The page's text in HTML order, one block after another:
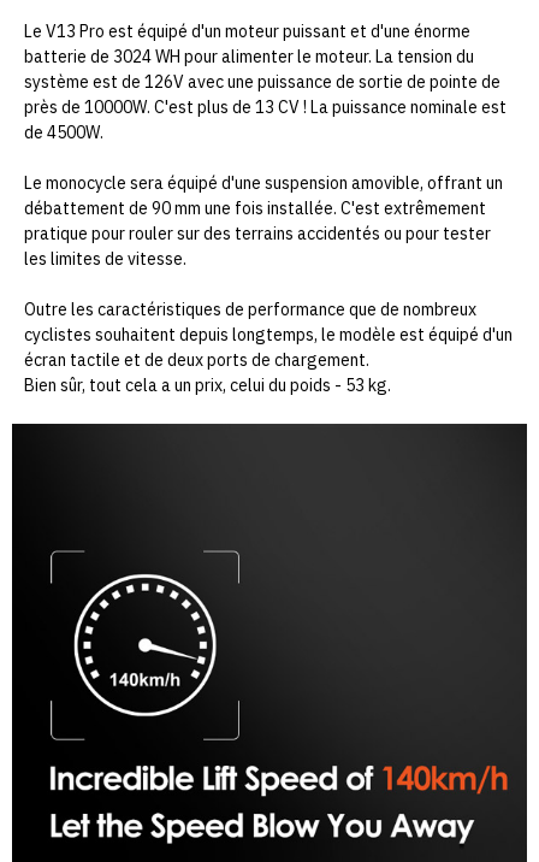
Le V13 Pro est équipé d'un moteur puissant et d'une énorme
batterie de 3024 WH pour alimenter le moteur. La tension du
système est de 126V avec une puissance de sortie de pointe de
près de 10000W. C'est plus de 13 CV ! La puissance nominale est
de 4500W.
Le monocycle sera équipé d'une suspension amovible, offrant un
débattement de 90 mm une fois installée. C'est extrêmement
pratique pour rouler sur des terrains accidentés ou pour tester
les limites de vitesse.
Outre les caractéristiques de performance que de nombreux
cyclistes souhaitent depuis longtemps, le modèle est équipé d'un
écran tactile et de deux ports de chargement.
Bien sûr, tout cela a un prix, celui du poids - 53 kg.